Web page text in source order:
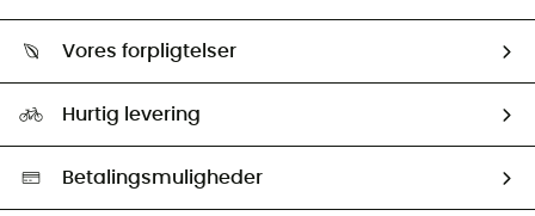
Returnering & Tilbagebetaling
Our ambassadors
Vores forpligtelser
HardGreen Udvalg
Hurtig levering
Betalingsmuligheder